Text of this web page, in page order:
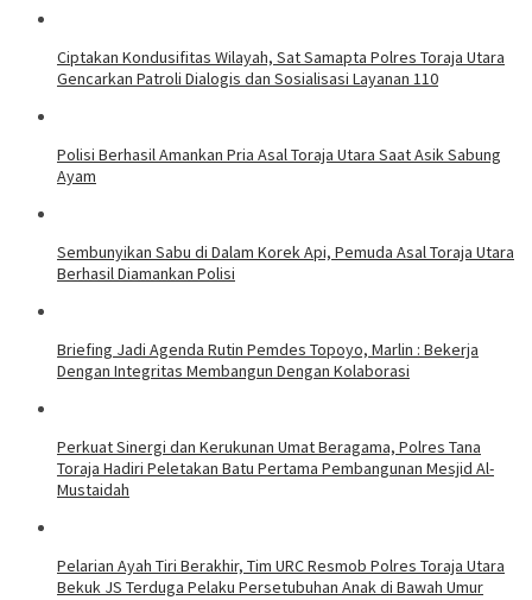
Ciptakan Kondusifitas Wilayah, Sat Samapta Polres Toraja Utara
Gencarkan Patroli Dialogis dan Sosialisasi Layanan 110
Polisi Berhasil Amankan Pria Asal Toraja Utara Saat Asik Sabung
Ayam
Sembunyikan Sabu di Dalam Korek Api, Pemuda Asal Toraja Utara
Berhasil Diamankan Polisi
Briefing Jadi Agenda Rutin Pemdes Topoyo, Marlin : Bekerja
Dengan Integritas Membangun Dengan Kolaborasi
Perkuat Sinergi dan Kerukunan Umat Beragama, Polres Tana
Toraja Hadiri Peletakan Batu Pertama Pembangunan Mesjid Al-
Mustaidah
Pelarian Ayah Tiri Berakhir, Tim URC Resmob Polres Toraja Utara
Bekuk JS Terduga Pelaku Persetubuhan Anak di Bawah Umur